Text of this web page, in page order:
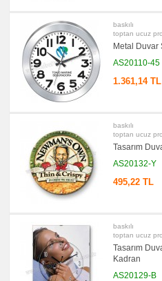
baskılı
toptan ucuz
Metal Duvar
AS20110-45
1.361,14 TL
baskılı
toptan ucuz
Tasarım
AS20132-Y
495,22 TL
baskılı
toptan ucuz
Tasarım
Kadran
AS20129-B
promosyon
Bardak
Altlığı
&
Para
Tabağı
promosyon
Evrak
Sekreter
Bloknot
promosyon
Masa
Seti
&
Sümen
Takımı
Yapışkan
Notluk
Seti
&
Not
Tutucu